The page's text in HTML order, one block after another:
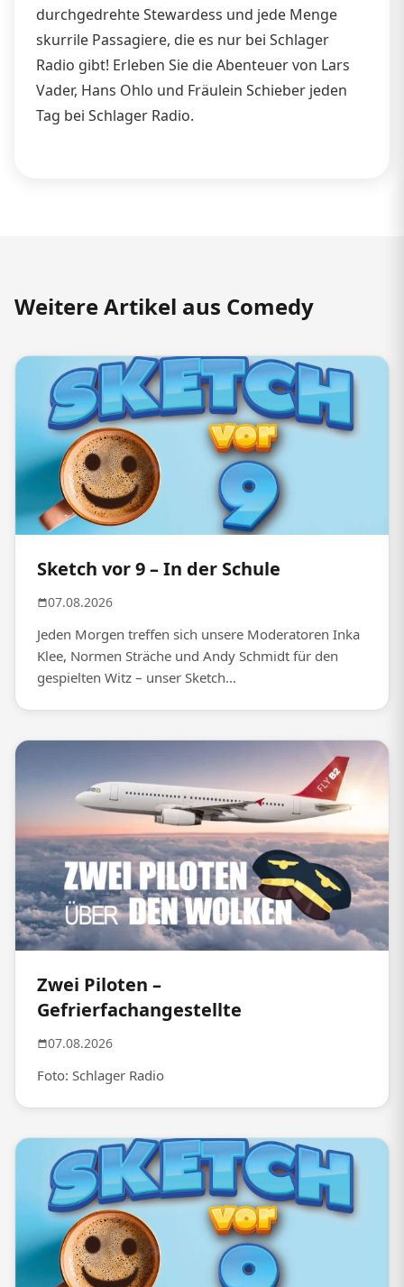
durchgedrehte Stewardess und jede Menge
skurrile Passagiere, die es nur bei Schlager
Radio gibt! Erleben Sie die Abenteuer von Lars
Vader, Hans Ohlo und Fräulein Schieber jeden
Tag bei Schlager Radio.
Weitere Artikel aus Comedy
Sketch vor 9 – In der Schule
07.08.2026
Jeden Morgen treffen sich unsere Moderatoren Inka
Klee, Normen Sträche und Andy Schmidt für den
gespielten Witz – unser Sketch...
Zwei Piloten –
Gefrierfachangestellte
07.08.2026
Foto: Schlager Radio